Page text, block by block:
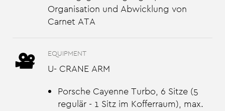
Organisation und Abwicklung von
Carnet ATA
EQUIPMENT
U- CRANE ARM
Porsche Cayenne Turbo, 6 Sitze (5
regulär - 1 Sitz im Kofferraum), max.